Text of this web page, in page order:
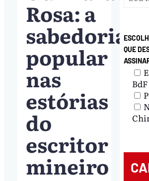
Rosa: a
sabedoria
popular
nas
estórias
do
escritor
mineiro
QUE
BdF